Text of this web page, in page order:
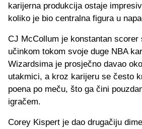
karijerna produkcija ostaje
koliko je bio centralna figura u
CJ McCollum je konstantan scorer
učinkom tokom svoje duge NBA
Wizardsima je prosječno davao
utakmici, a kroz karijeru se često
poena po meču, što ga čini
igračem.
Corey Kispert je dao drugačiju